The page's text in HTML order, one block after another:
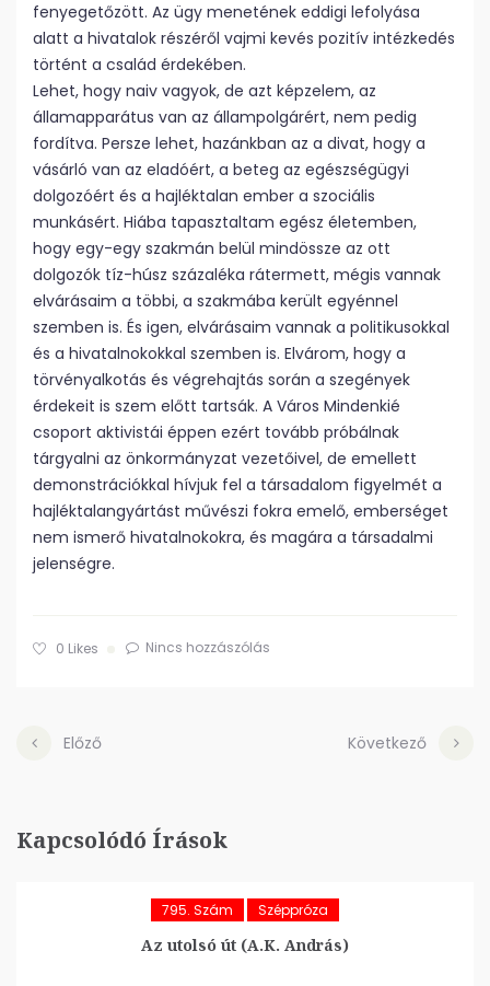
fenyegetőzött. Az ügy menetének eddigi lefolyása
alatt a hivatalok részéről vajmi kevés pozitív intézkedés
történt a család érdekében.
Lehet, hogy naiv vagyok, de azt képzelem, az
államapparátus van az állampolgárért, nem pedig
fordítva. Persze lehet, hazánkban az a divat, hogy a
vásárló van az eladóért, a beteg az egészségügyi
dolgozóért és a hajléktalan ember a szociális
munkásért. Hiába tapasztaltam egész életemben,
hogy egy-egy szakmán belül mindössze az ott
dolgozók tíz-húsz százaléka rátermett, mégis vannak
elvárásaim a többi, a szakmába került egyénnel
szemben is. És igen, elvárásaim vannak a politikusokkal
és a hivatalnokokkal szemben is. Elvárom, hogy a
törvényalkotás és végrehajtás során a szegények
érdekeit is szem előtt tartsák. A Város Mindenkié
csoport aktivistái éppen ezért tovább próbálnak
tárgyalni az önkormányzat vezetőivel, de emellett
demonstrációkkal hívjuk fel a társadalom figyelmét a
hajléktalangyártást művészi fokra emelő, emberséget
nem ismerő hivatalnokokra, és magára a társadalmi
jelenségre.
0 Likes Nincs hozzászólás
Előző Következő
Kapcsolódó Írások
795. Szám Széppróza
Az utolsó út (A.K. András)